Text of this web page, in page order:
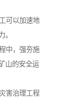
可以加速地
。
中，强夯施
山的安全运
害治理工程